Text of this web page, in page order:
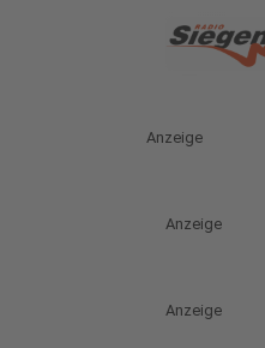
Anzeige
Anzeige
Anzeige